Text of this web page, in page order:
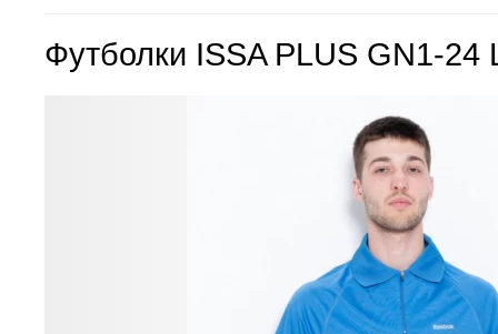
Футболки ISSA PLUS GN1-24